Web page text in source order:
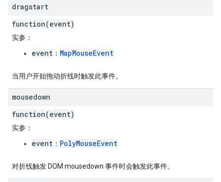
dragstart
function(event)
实参 ：
event ： MapMouseEvent
当用户开始拖动折线时触发此事件。
mousedown
function(event)
实参 ：
event ： PolyMouseEvent
对折线触发 DOM mousedown 事件时会触发此事件。